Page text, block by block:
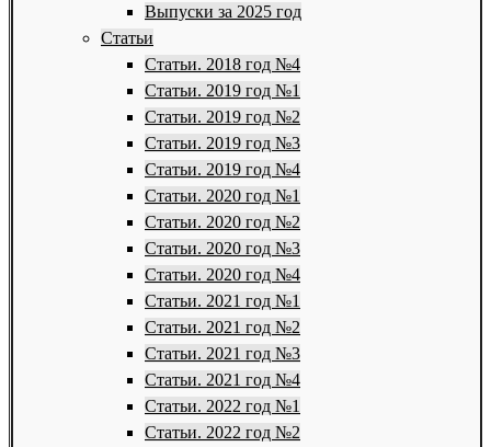
Выпуски за 2025 год
Статьи
Статьи. 2018 год №4
Статьи. 2019 год №1
Статьи. 2019 год №2
Статьи. 2019 год №3
Статьи. 2019 год №4
Статьи. 2020 год №1
Статьи. 2020 год №2
Статьи. 2020 год №3
Статьи. 2020 год №4
Статьи. 2021 год №1
Статьи. 2021 год №2
Статьи. 2021 год №3
Статьи. 2021 год №4
Статьи. 2022 год №1
Статьи. 2022 год №2